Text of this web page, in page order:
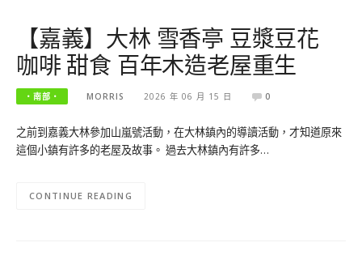
【嘉義】大林 雪香亭 豆漿豆花
咖啡 甜食 百年木造老屋重生
‧南部‧ MORRIS 2026 年 06 月 15 日 0
之前到嘉義大林參加山嵐號活動，在大林鎮內的導讀活動，才知道原來
這個小鎮有許多的老屋及故事。 過去大林鎮內有許多…
CONTINUE READING